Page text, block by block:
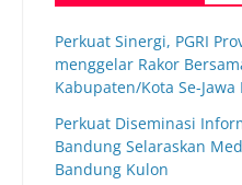
Perkuat Sinergi, PGRI
menggelar Rakor
Kabupaten/Kota Se-Jawa
Perkuat Diseminasi
Bandung Selaraskan
Bandung Kulon